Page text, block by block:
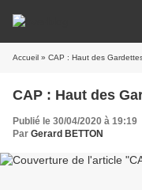
Accueil » CAP : Haut des
CAP : Haut des
Publié le 30/04/2020 à 19:19
Par Gerard BETTON